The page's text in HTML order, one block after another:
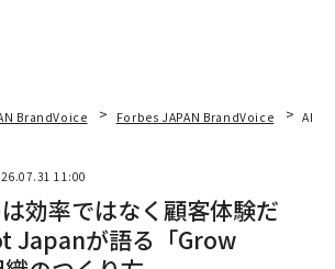
BrandVoice Forbes JAPAN BrandVoice AIが
11:00
効率ではなく顧客体験だ
が語る「Grow